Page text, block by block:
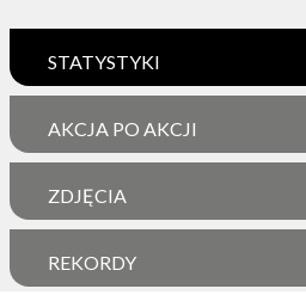
STATYSTYKI
AKCJA PO AKCJI
ZDJĘCIA
REKORDY